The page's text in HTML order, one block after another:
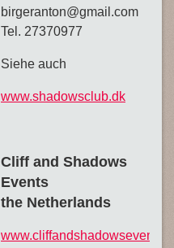
birgeranton@gmail.com
Tel. 27370977
Siehe auch
www.shadowsclub.dk
Cliff and Shadows
Events
the Netherlands